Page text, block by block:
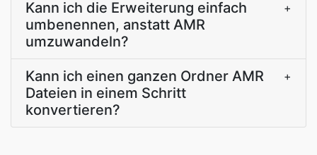
Kann ich die Erweiterung einfach
umbenennen, anstatt AMR
umzuwandeln?
+
Kann ich einen ganzen Ordner AMR
Dateien in einem Schritt
konvertieren?
+